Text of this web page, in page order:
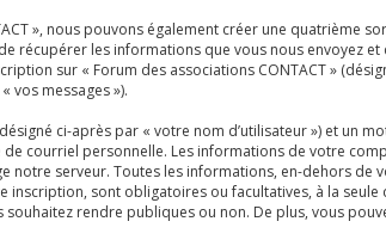
», nous pouvons également créer une quatrième
récupérer les informations que vous nous envoyez
sur « Forum des associations CONTACT »
vos messages »).
ci-après par « votre nom d’utilisateur ») et un
courriel personnelle. Les informations de votre
serveur. Toutes les informations, en-dehors
sont obligatoires ou facultatives, à la
rendre publiques ou non. De plus, vous